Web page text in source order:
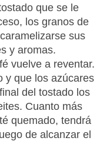
que se le
los granos de
sus
y aromas.
vuelve a reventar.
y que los azúcares
del tostado los
Cuanto más
quemado, tendrá
de alcanzar el